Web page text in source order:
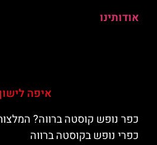
אודותינו
איפה
כפר נופש קוסטה ברווה?
כפרי נופש בקוסטה ברווה